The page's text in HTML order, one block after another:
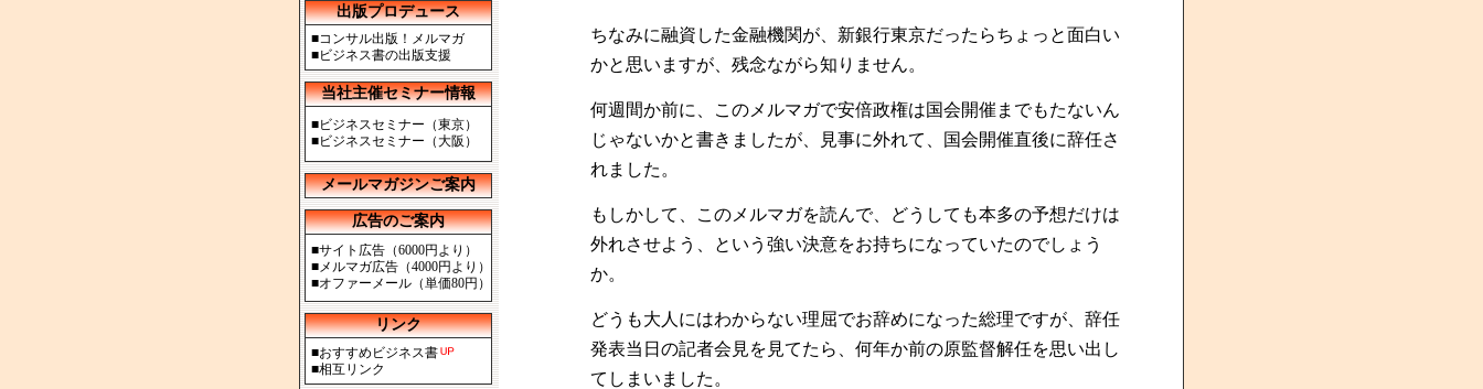
出版プロデュース
■コンサル出版！メルマガ
■ビジネス書の出版支援
当社主催セミナー情報
■ビジネスセミナー（東京）
■ビジネスセミナー（大阪）
メールマガジンご案内
広告のご案内
■サイト広告（6000円より）
■メルマガ広告（4000円より）
■オファーメール（単価80円）
リンク
■おすすめビジネス書
■相互リンク
ちなみに融資した金融機関が、新銀行東京だったらちょっと面白い
かと思いますが、残念ながら知りません。
何週間か前に、このメルマガで安倍政権は国会開催までもたないん
じゃないかと書きましたが、見事に外れて、国会開催直後に辞任さ
れました。
もしかして、このメルマガを読んで、どうしても本多の予想だけは
外れさせよう、という強い決意をお持ちになっていたのでしょう
か。
どうも大人にはわからない理屈でお辞めになった総理ですが、辞任
発表当日の記者会見を見てたら、何年か前の原監督解任を思い出し
てしまいました。